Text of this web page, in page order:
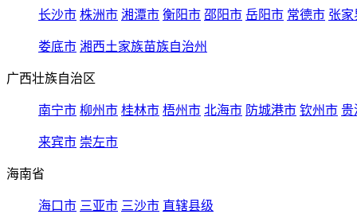
长沙市 株洲市 湘潭市 衡阳市 邵阳市 岳阳市 常德市 张家
娄底市 湘西土家族苗族自治州
广西壮族自治区
南宁市 柳州市 桂林市 梧州市 北海市 防城港市 钦州市 贵
来宾市 崇左市
海南省
海口市 三亚市 三沙市 直辖县级